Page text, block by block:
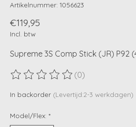
Artikelnummer: 1056623
€119,95
Incl. btw
Supreme 3S Comp Stick (JR) P92
De beoordeling van dit product is
(0)
In backorder (Levertijd:2-3 werkdagen)
Model/Flex: *